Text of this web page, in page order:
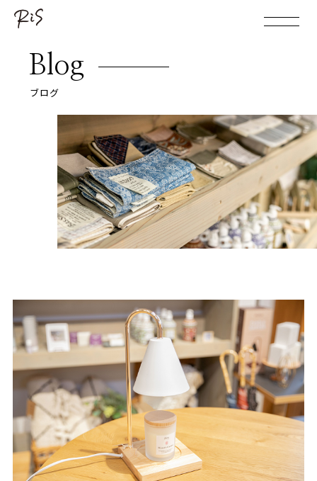
Blog
ブログ